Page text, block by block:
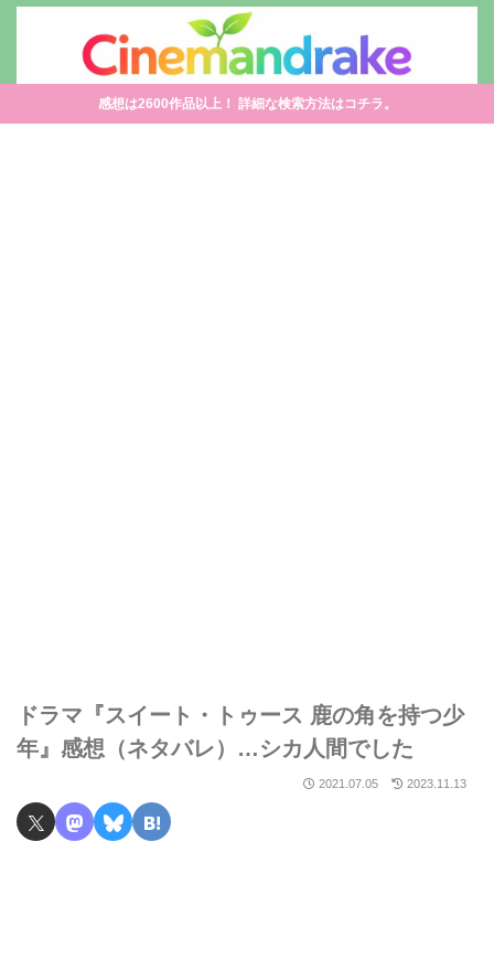
感想は2600作品以上！ 詳細な検索方法はコチラ。
ドラマ『スイート・トゥース 鹿の角を持つ少
年』感想（ネタバレ）…シカ人間でした
2021.07.05 2023.11.13